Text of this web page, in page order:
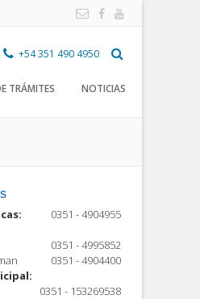
+54 351 490 4950
TRÁMITES NOTICIAS
0351 - 4904955
0351 - 4995852
0351 - 4904400
0351 - 153269538